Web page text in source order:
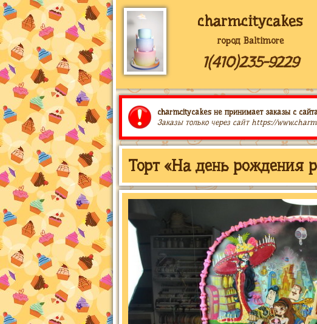
charmcitycakes
город Baltimore
1(410)235-9229
charmcitycakes не принимает заказы с
Заказы только через сайт https://
Торт «На день рождения